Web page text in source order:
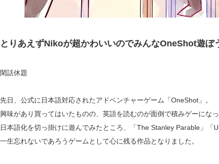
とりあえずNikoが超かわいいのでみんなOneShot遊ぼ
閑話休題
先日、公式に日本語対応されたアドベンチャーゲーム「OneShot」。
興味があり買ってはいたものの、英語を読むのが面倒で積みゲーにな
日本語化を切っ掛けに遊んでみたところ、「The Stanley Parable」「
一生忘れないであろうゲームとして心に残る作品となりました。